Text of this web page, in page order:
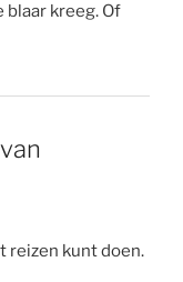
blaar kreeg. Of
reizen kunt doen.